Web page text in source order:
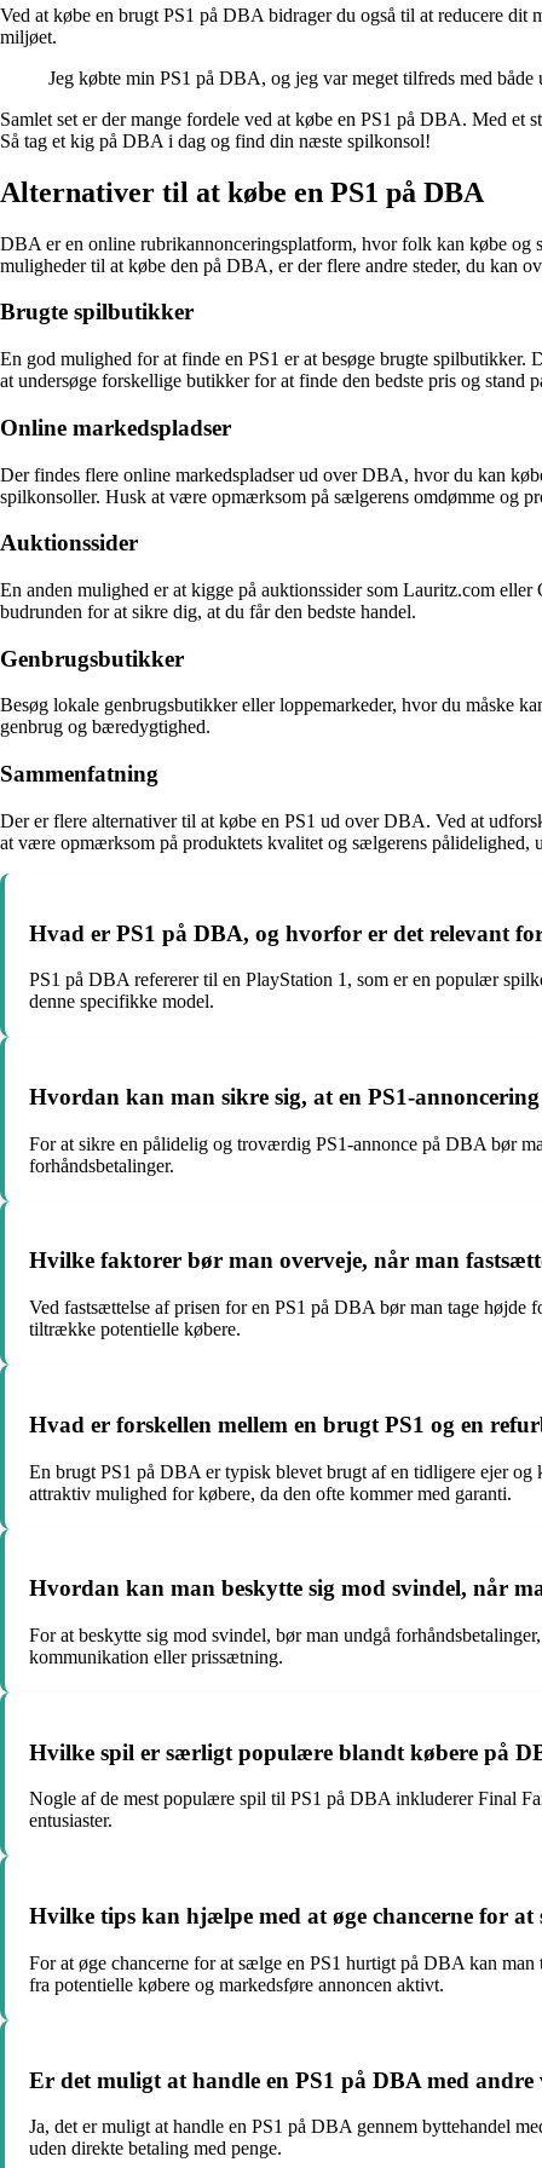
Ved at købe en brugt PS1 på DBA bidrager du også til at reducere
miljøet.
Jeg købte min PS1 på DBA, og jeg var meget tilfreds med
Samlet set er der mange fordele ved at købe en PS1 på DBA. Med
Så tag et kig på DBA i dag og find din næste spilkonsol!
Alternativer til at købe en PS1 på DBA
DBA er en online rubrikannonceringsplatform, hvor folk kan købe og
muligheder til at købe den på DBA, er der flere andre steder, du kan
Brugte spilbutikker
En god mulighed for at finde en PS1 er at besøge brugte
at undersøge forskellige butikker for at finde den bedste pris og stand
Online markedspladser
Der findes flere online markedspladser ud over DBA, hvor du kan
spilkonsoller. Husk at være opmærksom på sælgerens omdømme og
Auktionssider
En anden mulighed er at kigge på auktionssider som Lauritz.com
budrunden for at sikre dig, at du får den bedste handel.
Genbrugsbutikker
Besøg lokale genbrugsbutikker eller loppemarkeder, hvor du måske
genbrug og bæredygtighed.
Sammenfatning
Der er flere alternativer til at købe en PS1 ud over DBA. Ved at
at være opmærksom på produktets kvalitet og sælgerens pålidelighed,
Hvad er PS1 på DBA, og hvorfor er det relevant
PS1 på DBA refererer til en PlayStation 1, som er en populær
denne specifikke model.
Hvordan kan man sikre sig, at en PS1-
For at sikre en pålidelig og troværdig PS1-annonce på DBA bør
forhåndsbetalinger.
Hvilke faktorer bør man overveje, når man
Ved fastsættelse af prisen for en PS1 på DBA bør man tage
tiltrække potentielle købere.
Hvad er forskellen mellem en brugt PS1 og en
En brugt PS1 på DBA er typisk blevet brugt af en tidligere ejer og
attraktiv mulighed for købere, da den ofte kommer med garanti.
Hvordan kan man beskytte sig mod svindel, når
For at beskytte sig mod svindel, bør man undgå
kommunikation eller prissætning.
Hvilke spil er særligt populære blandt købere på
Nogle af de mest populære spil til PS1 på DBA inkluderer Final
entusiaster.
Hvilke tips kan hjælpe med at øge chancerne for
For at øge chancerne for at sælge en PS1 hurtigt på DBA kan
fra potentielle købere og markedsføre annoncen aktivt.
Er det muligt at handle en PS1 på DBA med
Ja, det er muligt at handle en PS1 på DBA gennem byttehandel
uden direkte betaling med penge.